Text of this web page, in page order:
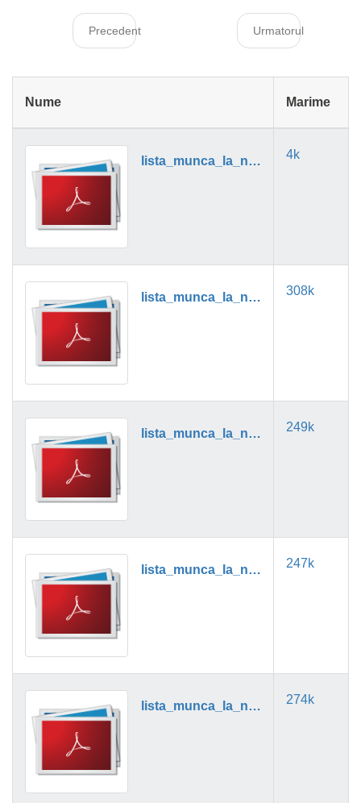
Precedent Urmatorul
Nume Marime
lista_munca_la_negru_01_2019.pdf 4k
lista_munca_la_negru_02_2019.pdf 308k
lista_munca_la_negru_03_2019.pdf 249k
lista_munca_la_negru_04_2019.pdf 247k
lista_munca_la_negru_05_2019.pdf 274k